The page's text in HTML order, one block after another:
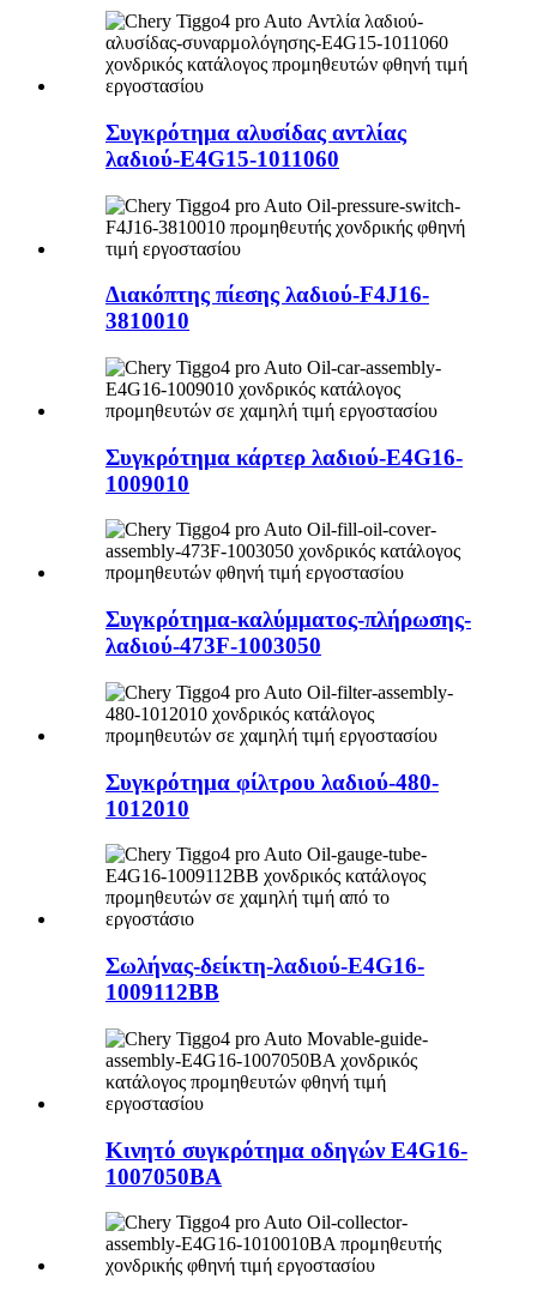
Συγκρότημα αλυσίδας αντλίας
λαδιού-E4G15-1011060
Διακόπτης πίεσης λαδιού-F4J16-
3810010
Συγκρότημα κάρτερ λαδιού-E4G16-
1009010
Συγκρότημα-καλύμματος-πλήρωσης-
λαδιού-473F-1003050
Συγκρότημα φίλτρου λαδιού-480-
1012010
Σωλήνας-δείκτη-λαδιού-E4G16-
1009112BB
Κινητό συγκρότημα οδηγών E4G16-
1007050BA